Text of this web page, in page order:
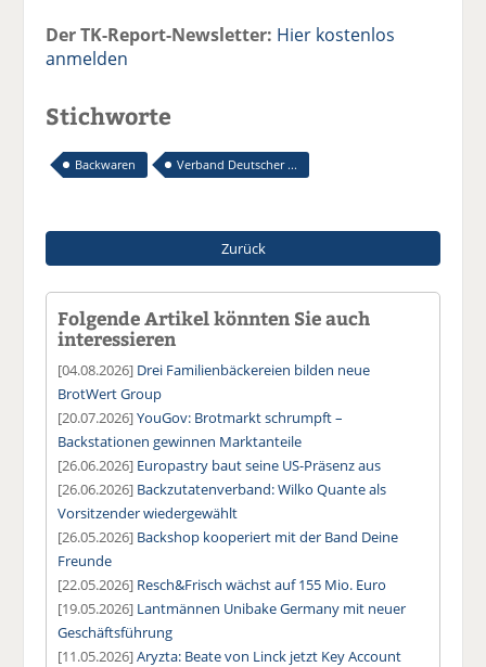
Der TK-Report-Newsletter: Hier kostenlos
anmelden
Stichworte
Backwaren Verband Deutscher ...
Zurück
Folgende Artikel könnten Sie auch
interessieren
[04.08.2026] Drei Familienbäckereien bilden neue
BrotWert Group
[20.07.2026]YouGov: Brotmarkt schrumpft –
Backstationen gewinnen Marktanteile
[26.06.2026] Europastry baut seine US-Präsenz aus
[26.06.2026] Backzutatenverband: Wilko Quante als
Vorsitzender wiedergewählt
[26.05.2026] Backshop kooperiert mit der Band Deine
Freunde
[22.05.2026] Resch&Frisch wächst auf 155 Mio. Euro
[19.05.2026] Lantmännen Unibake Germany mit neuer
Geschäftsführung
[11.05.2026]Aryzta: Beate von Linck jetzt Key Account